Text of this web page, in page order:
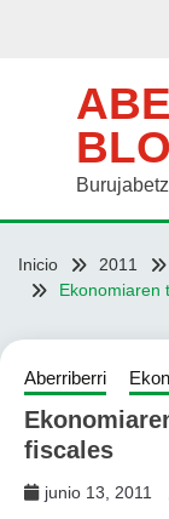
Inicio 2011
Ekonomiaren
Aberriberri
fiscales
junio 13, 2011